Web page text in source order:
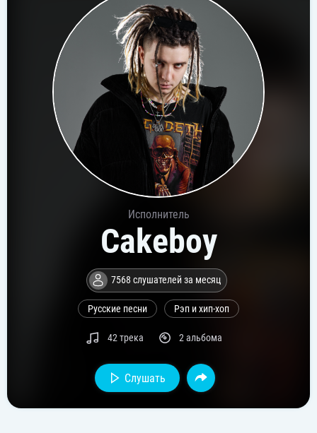
Исполнитель
Cakeboy
7568 слушателей за месяц
Русские песни Рэп и хип-хоп
42 трека 2 альбома
Слушать